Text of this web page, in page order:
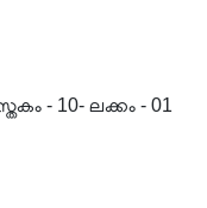
- 10- ലക്കം - 01